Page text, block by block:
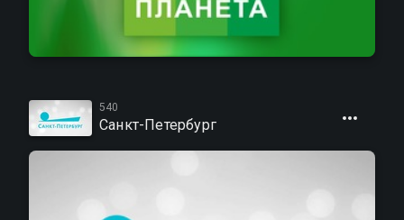
540
Санкт-Петербург